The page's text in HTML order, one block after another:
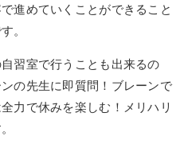
進めていくことができること
。
習室で行うことも出来るの
の先生に即質問！ブレーンで
力で休みを楽しむ！メリハリ